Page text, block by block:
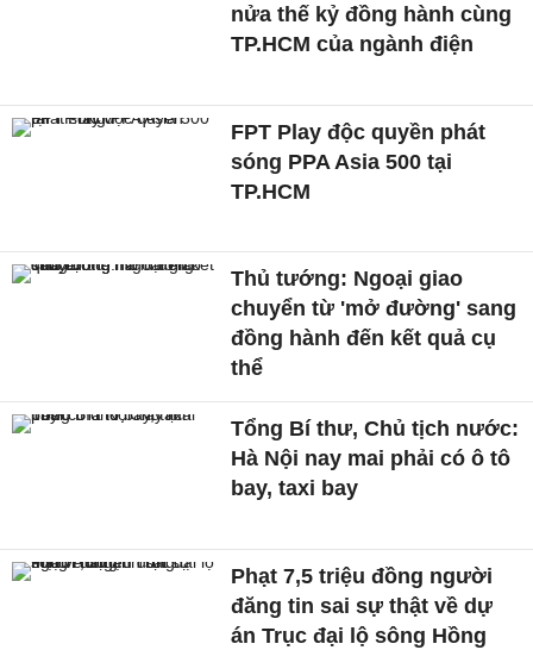
nửa thế kỷ đồng hành cùng
TP.HCM của ngành điện
FPT Play độc quyền phát
sóng PPA Asia 500 tại
TP.HCM
Thủ tướng: Ngoại giao
chuyển từ 'mở đường' sang
đồng hành đến kết quả cụ
thể
Tổng Bí thư, Chủ tịch nước:
Hà Nội nay mai phải có ô tô
bay, taxi bay
Phạt 7,5 triệu đồng người
đăng tin sai sự thật về dự
án Trục đại lộ sông Hồng